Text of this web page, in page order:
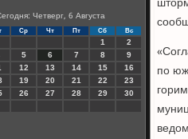
Четверг, 6 Августа
Ср Чт Пт Сб Вс
1
2
5 6 7 8
9
12 13 14 15
16
19 20 21 22
23
26 27 28 29
30
по